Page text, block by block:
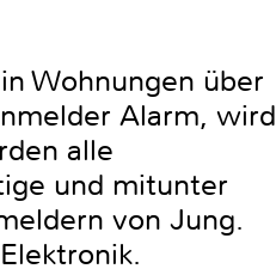
Wohnungen über
Alarm, wird
alle
und mitunter
von Jung.